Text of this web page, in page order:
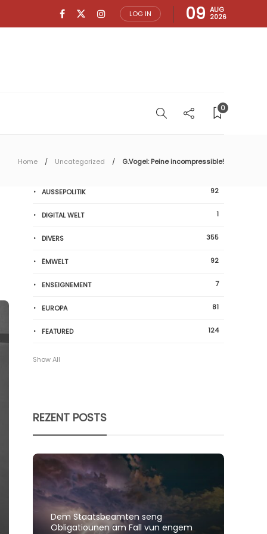
LOG IN 09 AUG
2026
0
Home Uncategorized G.Vogel: Peine incompressible!
AUSSEPOLITIK 92
DIGITAL WELT 1
DIVERS 355
ËMWELT 92
ENSEIGNEMENT 7
EUROPA 81
FEATURED 124
Show All
REZENT POSTS
Dem Staatsbeamten seng
Obligatiounen am Fall vun engem